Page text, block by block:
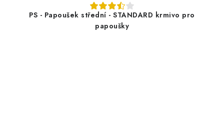
PS - Papoušek střední - STANDARD krmivo pro
papoušky